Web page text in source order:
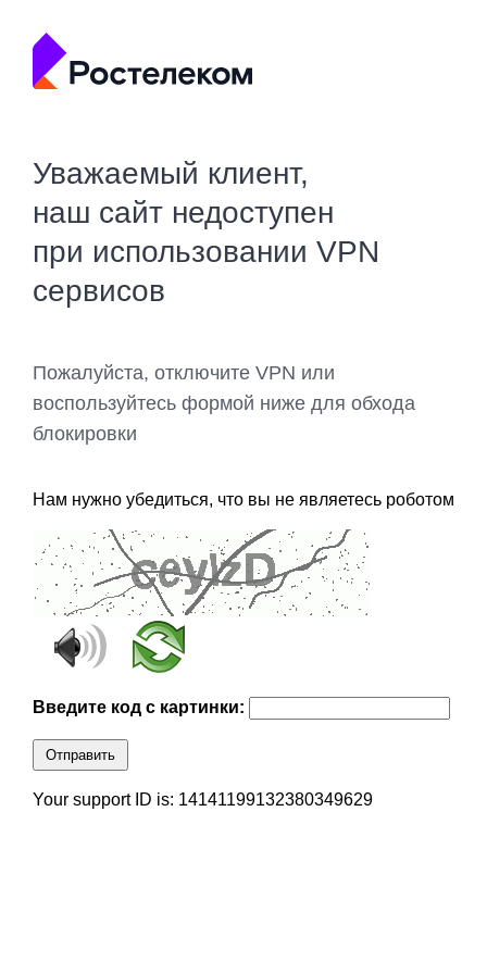
Уважаемый клиент,
наш сайт недоступен
при использовании VPN
сервисов
Пожалуйста, отключите VPN или
воспользуйтесь формой ниже для обхода
блокировки
Нам нужно убедиться, что вы не являетесь роботом
Введите код с картинки:
Отправить
Your support ID is: 14141199132380349629